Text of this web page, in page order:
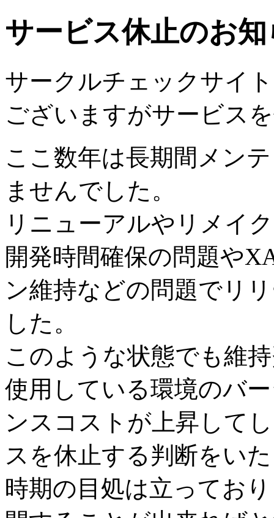
サービス休止のお
サークルチェックサイ
ございますがサービス
ここ数年は長期間メン
ませんでした。
リニューアルやリメイ
開発時間確保の問題や
ン維持などの問題でリ
した。
このような状態でも維
使用している環境のバ
ンスコストが上昇して
スを休止する判断をい
時期の目処は立ってお